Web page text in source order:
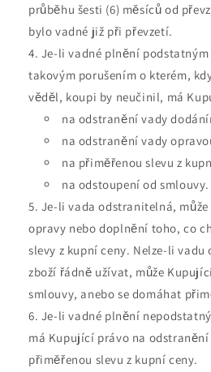
průběhu šesti (6) měsíců od
bylo vadné již při převzetí.
Je-li vadné plnění
takovým porušením o kterém,
věděl, koupi by neučinil, má
na odstranění vady
na odstranění vady
na přiměřenou slevu z
na odstoupení od smlouvy.
Je-li vada odstranitelná,
opravy nebo doplnění toho, co
slevy z kupní ceny. Nelze-li
zboží řádně užívat, může
smlouvy, anebo se domáhat
Je-li vadné plnění
má Kupující právo na odstranění
přiměřenou slevu z kupní ceny.